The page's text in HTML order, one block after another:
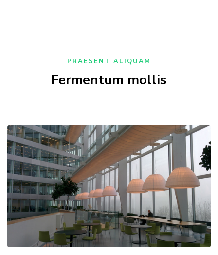
PRAESENT ALIQUAM
Fermentum mollis